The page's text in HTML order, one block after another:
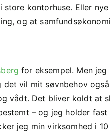
kontorhuse. Eller
og at
for eksempel. Men
vil mit søvnbehov
vådt. Det bliver koldt at
– og jeg holder
jeg min virksomhed i 10